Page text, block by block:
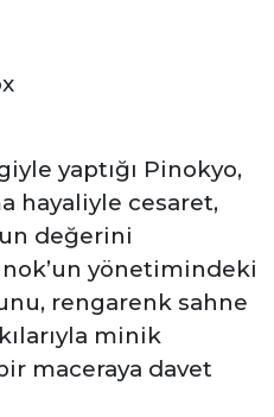
yaptığı Pinokyo,
hayaliyle cesaret,
değerini
yönetimindeki
rengarenk sahne
minik
maceraya davet